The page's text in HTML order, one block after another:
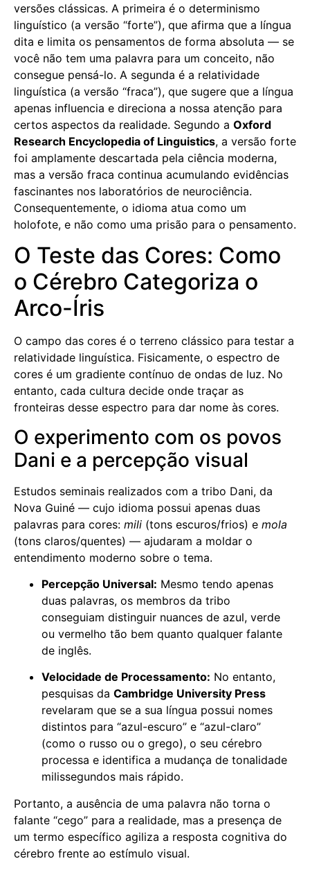
versões clássicas. A primeira é o determinismo
linguístico (a versão “forte”), que afirma que a língua
dita e limita os pensamentos de forma absoluta — se
você não tem uma palavra para um conceito, não
consegue pensá-lo. A segunda é a relatividade
linguística (a versão “fraca”), que sugere que a língua
apenas influencia e direciona a nossa atenção para
certos aspectos da realidade. Segundo a Oxford
Research Encyclopedia of Linguistics, a versão forte
foi amplamente descartada pela ciência moderna,
mas a versão fraca continua acumulando evidências
fascinantes nos laboratórios de neurociência.
Consequentemente, o idioma atua como um
holofote, e não como uma prisão para o pensamento.
O Teste das Cores: Como
o Cérebro Categoriza o
Arco-Íris
O campo das cores é o terreno clássico para testar a
relatividade linguística. Fisicamente, o espectro de
cores é um gradiente contínuo de ondas de luz. No
entanto, cada cultura decide onde traçar as
fronteiras desse espectro para dar nome às cores.
O experimento com os povos
Dani e a percepção visual
Estudos seminais realizados com a tribo Dani, da
Nova Guiné — cujo idioma possui apenas duas
palavras para cores: mili (tons escuros/frios) e mola
(tons claros/quentes) — ajudaram a moldar o
entendimento moderno sobre o tema.
Percepção Universal: Mesmo tendo apenas
duas palavras, os membros da tribo
conseguiam distinguir nuances de azul, verde
ou vermelho tão bem quanto qualquer falante
de inglês.
Velocidade de Processamento: No entanto,
pesquisas da Cambridge University Press
revelaram que se a sua língua possui nomes
distintos para “azul-escuro” e “azul-claro”
(como o russo ou o grego), o seu cérebro
processa e identifica a mudança de tonalidade
milissegundos mais rápido.
Portanto, a ausência de uma palavra não torna o
falante “cego” para a realidade, mas a presença de
um termo específico agiliza a resposta cognitiva do
cérebro frente ao estímulo visual.